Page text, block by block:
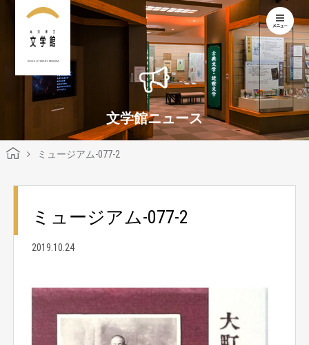
KOCHI LITERARY MUSEUM
文学館ニュース
ミュージアム-077-2
ミュージアム-077-2
2019.10.24